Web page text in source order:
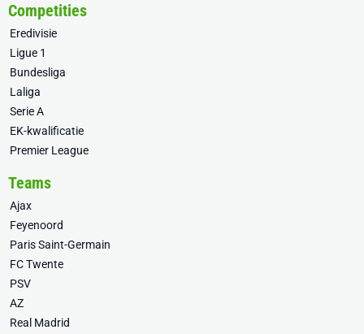
Competities
Eredivisie
Ligue 1
Bundesliga
Laliga
Serie A
EK-kwalificatie
Premier League
Teams
Ajax
Feyenoord
Paris Saint-Germain
FC Twente
PSV
AZ
Real Madrid